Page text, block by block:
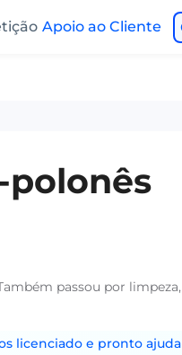
Apoio ao Cliente
polonês
passou por
licenciado e pronto ajuda